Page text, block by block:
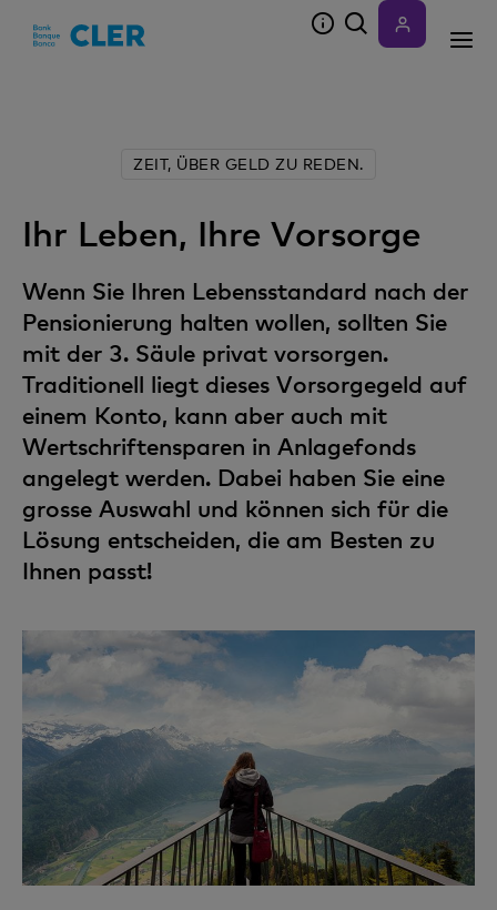
ZEIT, ÜBER GELD ZU REDEN.
Ihr Leben, Ihre Vorsorge
Wenn Sie Ihren Lebensstandard nach der
Pensionierung halten wollen, sollten Sie
mit der 3. Säule privat vorsorgen.
Traditionell liegt dieses Vorsorgegeld auf
einem Konto, kann aber auch mit
Wertschriftensparen in Anlagefonds
angelegt werden. Dabei haben Sie eine
grosse Auswahl und können sich für die
Lösung entscheiden, die am Besten zu
Ihnen passt!